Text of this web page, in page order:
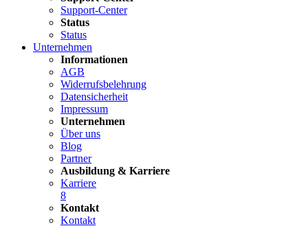
Support-Center
Status
Status
Unternehmen
Informationen
AGB
Widerrufsbelehrung
Datensicherheit
Impressum
Unternehmen
Über uns
Blog
Partner
Ausbildung & Karriere
Karriere
8
Kontakt
Kontakt